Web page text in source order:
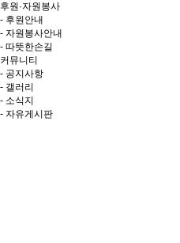
후원·자원봉사
- 후원안내
- 자원봉사안내
- 따뜻한손길
커뮤니티
- 공지사항
- 갤러리
- 소식지
- 자유게시판